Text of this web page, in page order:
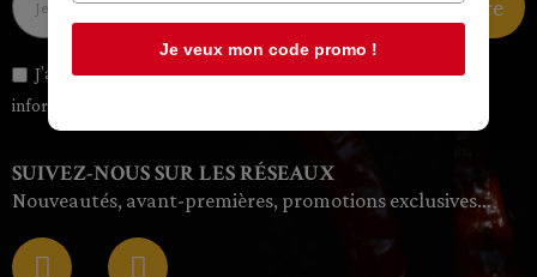
Devenir membre
J’autorise l'utilisation de mon email pour m’envoyer des
informations et des offres personnalisées
SUIVEZ-NOUS SUR LES RÉSEAUX
Nouveautés, avant-premières, promotions exclusives…
Je veux mon code promo !